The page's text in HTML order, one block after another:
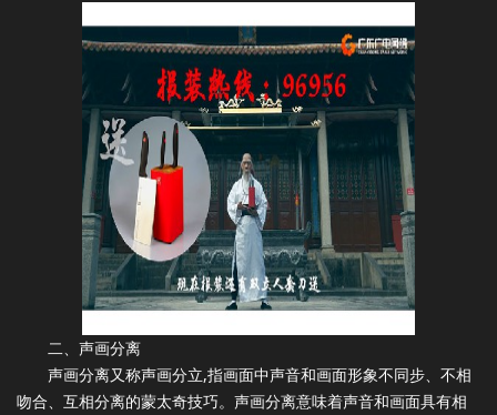
二、声画分离
声画分离又称声画分立,指画面中声音和画面形象不同步、不相
吻合、互相分离的蒙太奇技巧。声画分离意味着声音和画面具有相